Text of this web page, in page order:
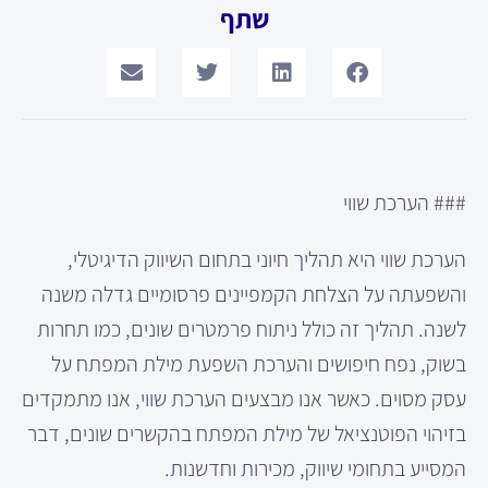
שתף
### הערכת שווי
הערכת שווי היא תהליך חיוני בתחום השיווק הדיגיטלי,
והשפעתה על הצלחת הקמפיינים פרסומיים גדלה משנה
לשנה. תהליך זה כולל ניתוח פרמטרים שונים, כמו תחרות
בשוק, נפח חיפושים והערכת השפעת מילת המפתח על
עסק מסוים. כאשר אנו מבצעים הערכת שווי, אנו מתמקדים
בזיהוי הפוטנציאל של מילת המפתח בהקשרים שונים, דבר
המסייע בתחומי שיווק, מכירות וחדשנות.